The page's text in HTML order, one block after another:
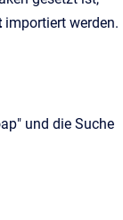
importiert werden.
und die Suche